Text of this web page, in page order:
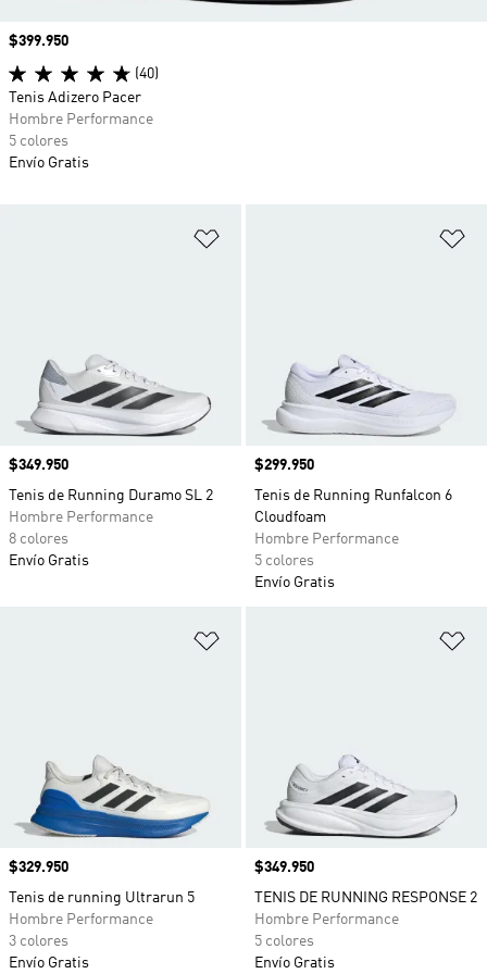
Precio
$349.950
Tenis de Running Duramo SL 2
Hombre Performance
8 colores
Envío Gratis
Precio
$299.950
Tenis de Running Runfalcon 6
Cloudfoam
Hombre Performance
5 colores
Envío Gratis
Precio
$329.950
Tenis de running Ultrarun 5
Hombre Performance
3 colores
Envío Gratis
Precio
$349.950
TENIS DE RUNNING RESPONSE 2
Hombre Performance
5 colores
Envío Gratis
Precio
$399.950
(40)
Tenis Adizero Pacer
Hombre Performance
5 colores
Envío Gratis